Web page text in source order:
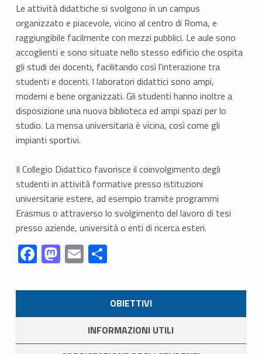
Le attività didattiche si svolgono in un campus
organizzato e piacevole, vicino al centro di Roma, e
raggiungibile facilmente con mezzi pubblici. Le aule sono
accoglienti e sono situate nello stesso edificio che ospita
gli studi dei docenti, facilitando così l'interazione tra
studenti e docenti. I laboratori didattici sono ampi,
moderni e bene organizzati. Gli studenti hanno inoltre a
disposizione una nuova biblioteca ed ampi spazi per lo
studio. La mensa universitaria è vicina, così come gli
impianti sportivi.
Il Collegio Didattico favorisce il coinvolgimento degli
studenti in attività formative presso istituzioni
universitarie estere, ad esempio tramite programmi
Erasmus o attraverso lo svolgimento del lavoro di tesi
presso aziende, università o enti di ricerca esteri.
Link identifier #identifier__87194-1
F
ac
e
b
o
Link identifier #identifier__158310-2 M
as
to
d
n
Link identifier #identifier__9634-3 E
m
ai
l
Link identifier #identifier__27355-4 C
n
di
vi
di
LINK IDENTIFIER #IDENTIFIER__12891-1
OBIETTIVI
LINK IDENTIFIER #IDENTIFIER__113660-2
INFORMAZIONI UTILI
LINK IDENTIFIER #IDENTIFIER__154389-3